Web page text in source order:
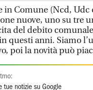
in Comune (Ncd, Udc
nuove, uno su tre
del debito
questi anni. Siamo
poi la novità può
tue notizie su Google